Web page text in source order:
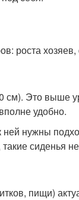
роста
см). Это выше
удобно.
нужны
сиденья
пищи)